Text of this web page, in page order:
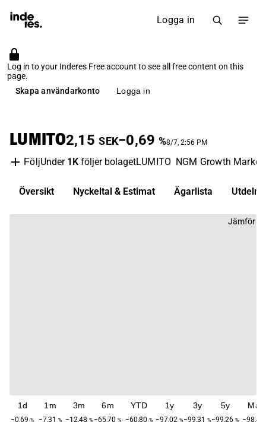
Logga in
Log in to your Inderes Free account to see all free content on this
page.
Skapa användarkonto
Logga in
LUMITO2,15 SEK−0,69 %8/7, 2:56 PM
FöljUnder 1K följer bolagetLUMITO NGM Growth Market
Översikt Nyckeltal & Estimat Ägarlista
Jämför
1d
−0,69 %
1m
−7,31 %
3m
−12,48 %
6m
−65,70 %
YTD
−60,80 %
1y
−97,02 %
3y
−99,31 %
5y
−99,26 %
Max
−98,87